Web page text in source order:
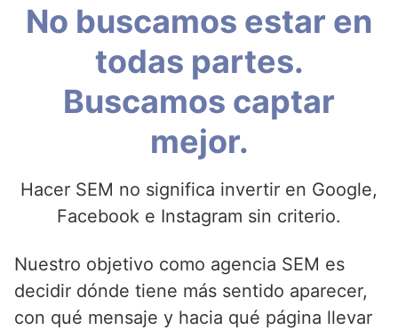
No buscamos estar en
todas partes.
Buscamos captar
mejor.
Hacer SEM no significa invertir en Google,
Facebook e Instagram sin criterio.
Nuestro objetivo como agencia SEM es
decidir dónde tiene más sentido aparecer,
con qué mensaje y hacia qué página llevar